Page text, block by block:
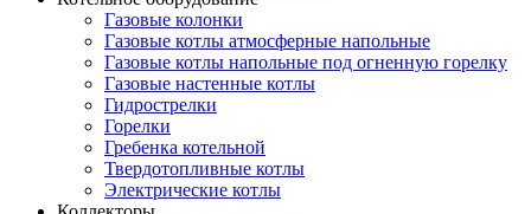
Газовые колонки
Газовые котлы атмосферные напольные
Газовые котлы напольные под огненную горелку
Газовые настенные котлы
Гидрострелки
Горелки
Гребенка котельной
Твердотопливные котлы
Электрические котлы